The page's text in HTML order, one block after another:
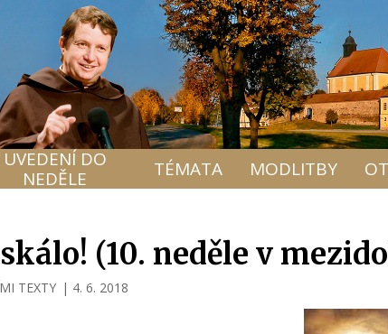
UVEDENÍ DO
NEDĚLE
TÉMATA MODLITBY
(10. neděle v
TEXTY | 4. 6. 2018